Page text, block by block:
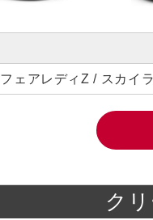
フェアレディZ / スカイ
ク